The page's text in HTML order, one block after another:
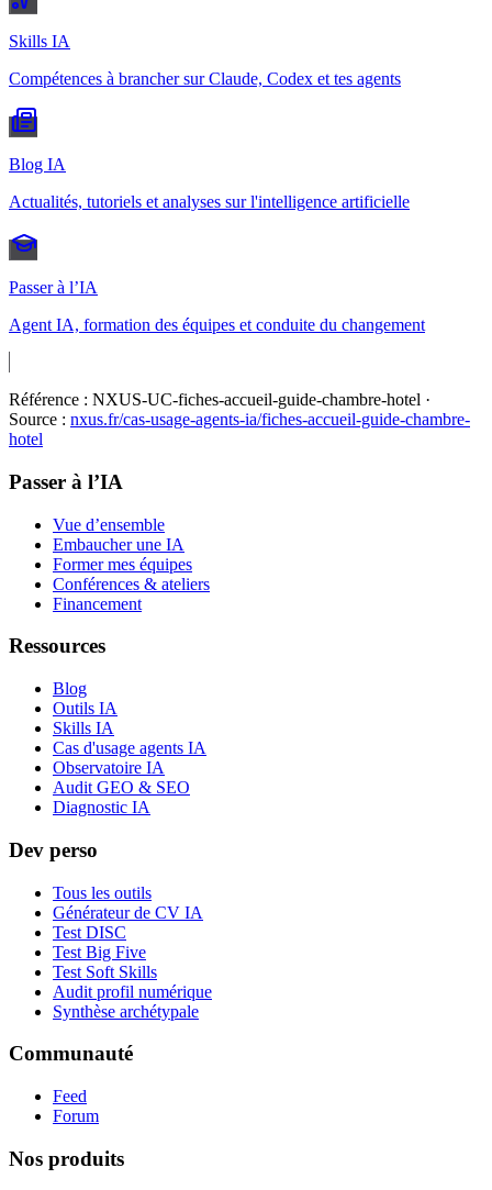
Skills IA
Compétences à brancher sur Claude, Codex et tes agents
Blog IA
Actualités, tutoriels et analyses sur l'intelligence artificielle
Passer à l’IA
Agent IA, formation des équipes et conduite du changement
Référence : NXUS-UC-fiches-accueil-guide-chambre-hotel ·
Source : nxus.fr/cas-usage-agents-ia/fiches-accueil-guide-chambre-
hotel
Passer à l’IA
Vue d’ensemble
Embaucher une IA
Former mes équipes
Conférences & ateliers
Financement
Ressources
Blog
Outils IA
Skills IA
Cas d'usage agents IA
Observatoire IA
Audit GEO & SEO
Diagnostic IA
Dev perso
Tous les outils
Générateur de CV IA
Test DISC
Test Big Five
Test Soft Skills
Audit profil numérique
Synthèse archétypale
Communauté
Feed
Forum
Nos produits